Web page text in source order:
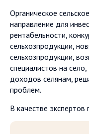
Органическое
направление для
рентабельности,
сельхозпродукции,
сельхозпродукции,
специалистов на
доходов селянам,
проблем.
В качестве экспертов